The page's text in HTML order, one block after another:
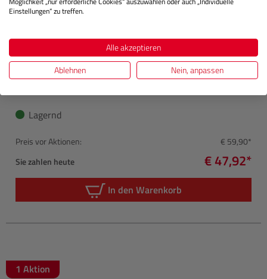
SMALLRIG2913 Wooden Mini Side Handle
Lagernd
Preis vor Aktionen:
€ 59,90*
Sie zahlen heute
€ 47,92*
In den Warenkorb
1 Aktion
Einstellungen“ zu treffen.
Alle akzeptieren
Ablehnen
Nein, anpassen